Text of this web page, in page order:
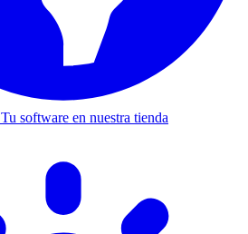
Tu software en nuestra tienda